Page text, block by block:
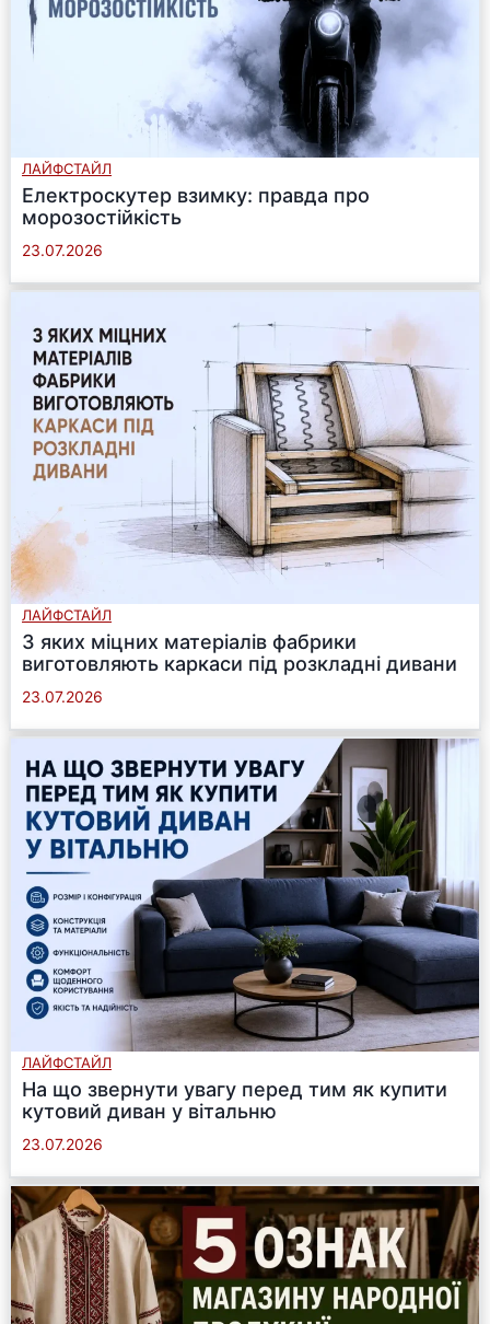
ЛАЙФСТАЙЛ
Електроскутер взимку: правда про
морозостійкість
23.07.2026
ЛАЙФСТАЙЛ
З яких міцних матеріалів фабрики
виготовляють каркаси під розкладні дивани
23.07.2026
ЛАЙФСТАЙЛ
На що звернути увагу перед тим як купити
кутовий диван у вітальню
23.07.2026